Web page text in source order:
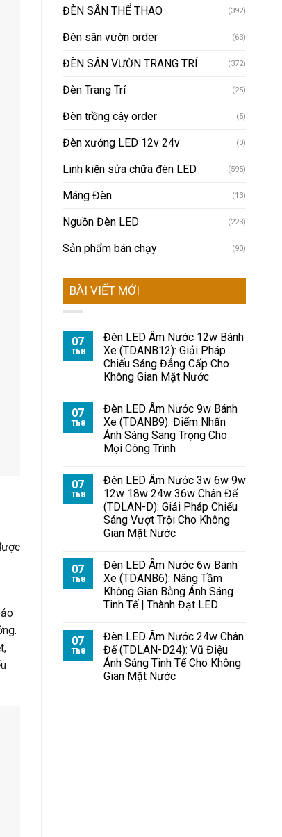
ĐÈN SÂN THỂ THAO (392)
Đèn sân vườn order (63)
ĐÈN SÂN VƯỜN TRANG TRÍ (372)
Đèn Trang Trí (25)
Đèn trồng cây order (5)
Đèn xưởng LED 12v 24v (0)
Linh kiện sửa chữa đèn LED (595)
Máng Đèn (13)
Nguồn Đèn LED (223)
Sản phẩm bán chạy (90)
BÀI VIẾT MỚI
07
Th8
Đèn LED Âm Nước 12w Bánh
Xe (TDANB12): Giải Pháp
Chiếu Sáng Đẳng Cấp Cho
Không Gian Mặt Nước
07
Th8
Đèn LED Âm Nước 9w Bánh
Xe (TDANB9): Điểm Nhấn
Ánh Sáng Sang Trọng Cho
Mọi Công Trình
07
Th8
Đèn LED Âm Nước 3w 6w 9w
12w 18w 24w 36w Chân Đế
(TDLAN-D): Giải Pháp Chiếu
Sáng Vượt Trội Cho Không
Gian Mặt Nước
07
Th8
Đèn LED Âm Nước 6w Bánh
Xe (TDANB6): Nâng Tầm
Không Gian Bằng Ánh Sáng
Tinh Tế | Thành Đạt LED
07
Th8
Đèn LED Âm Nước 24w Chân
Đế (TDLAN-D24): Vũ Điệu
Ánh Sáng Tinh Tế Cho Không
Gian Mặt Nước